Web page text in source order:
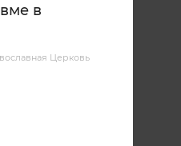
в
Церковь